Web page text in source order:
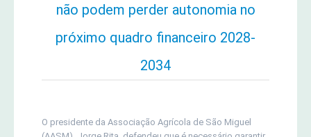
não podem perder autonomia no
próximo quadro financeiro 2028-
2034
O presidente da Associação Agrícola de São Miguel